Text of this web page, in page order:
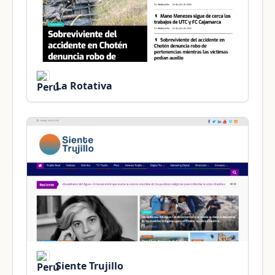
La Rotativa
Siente Trujillo